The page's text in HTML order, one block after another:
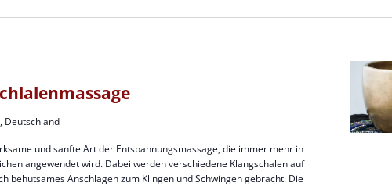
Deutschland
und sanfte Art der Entspannungsmassage, die immer mehr in
angewendet wird. Dabei werden verschiedene Klangschalen auf
behutsames Anschlagen zum Klingen und Schwingen gebracht. Die